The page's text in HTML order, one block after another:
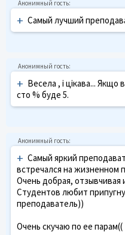
+ Самый лучший
+ Весела , і цікава...
сто % буде 5.
+ Самый яркий
встречался на жизненном
Очень добрая, отзывчивая
Студентов любит
преподаватель))
Очень скучаю по ее парам((